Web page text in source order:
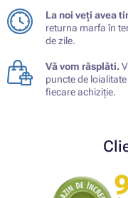
La noi veți avea
returna marfa în
de zile.
Vă vom răsplăti.
puncte de
fiecare achiziție.